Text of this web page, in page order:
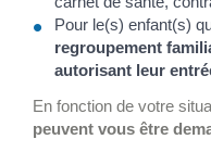
Pour le(s) enfant(s)
regroupement
autorisant leur
En fonction de votre
peuvent vous être